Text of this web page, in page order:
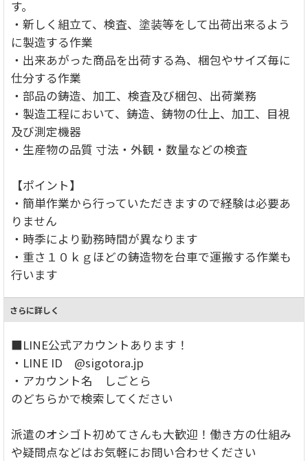
す。
・新しく組立て、検査、塗装等をして出荷出来るよう
に製造する作業
・出来あがった商品を出荷する為、梱包やサイズ毎に
仕分する作業
・部品の鋳造、加工、検査及び梱包、出荷業務
・製造工程において、鋳造、鋳物の仕上、加工、目視
及び測定機器
・生産物の品質 寸法・外観・数量などの検査
【ポイント】
・簡単作業から行っていただきますので経験は必要あ
りません
・時季により勤務時間が異なります
・重さ１０ｋｇほどの鋳造物を台車で運搬する作業も
行います
さらに詳しく
■LINE公式アカウントあります！
・LINE ID @sigotora.jp
・アカウント名 しごとら
のどちらかで検索してください
派遣のオシゴト初めてさんも大歓迎！働き方の仕組み
や疑問点などはお気軽にお問い合わせください